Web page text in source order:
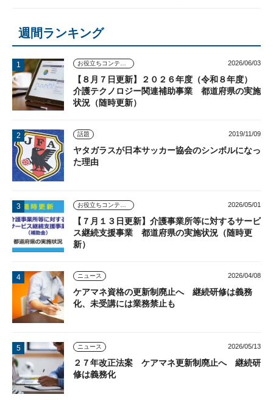
週間ランキング
お役立ちコンテンツ 2026/06/03
【８月７日更新】２０２６年度（令和８年度）
介護テクノロジー関連補助事業 都道府県の実施
状況（随時更新）
話題 2019/11/09
ヤタガラスが日本サッカー協会のシンボルになっ
た理由
お役立ちコンテンツ 2026/05/01
【７月１３日更新】介護事業所等に対するサービ
ス継続支援事業 都道府県の実施状況（随時更
新）
ニュース 2026/04/08
ケアマネ資格の更新制廃止へ 継続研修は義務
化、未受講には業務禁止も
ニュース 2026/05/13
２７年改正法案 ケアマネ更新制廃止へ 継続研
修は義務化